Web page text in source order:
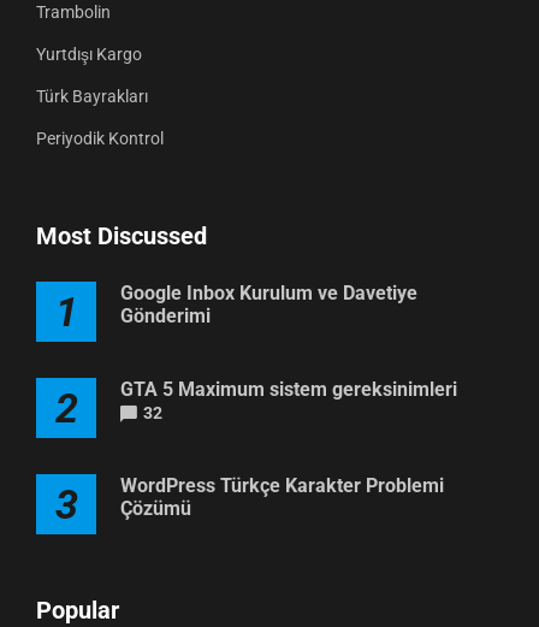
Trambolin
Yurtdışı Kargo
Türk Bayrakları
Periyodik Kontrol
Most Discussed
1
Google Inbox Kurulum ve Davetiye
Gönderimi
2 GTA 5 Maximum sistem gereksinimleri
32
3
WordPress Türkçe Karakter Problemi
Çözümü
Popular